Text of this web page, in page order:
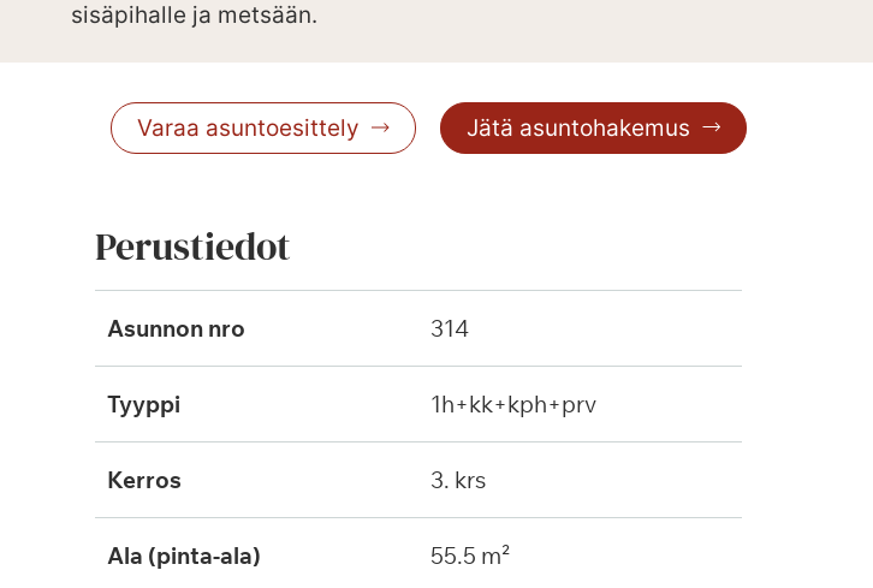
sisäpihalle ja metsään.
Varaa asuntoesittely Jätä asuntohakemus
Perustiedot
Asunnon nro 314
Tyyppi 1h+kk+kph+prv
Kerros 3. krs
Ala (pinta-ala) 55.5 m²